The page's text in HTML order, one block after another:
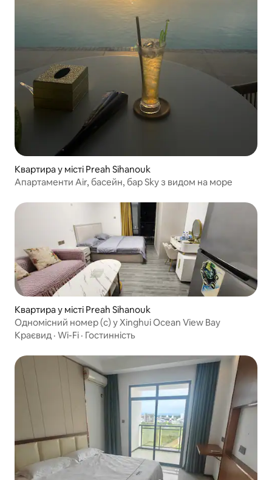
Квартира у місті Preah Sihanouk
Апартаменти Air, басейн, бар Sky з видом на море
Квартира у місті Preah Sihanouk
Одномісний номер (c) у Xinghui Ocean View Bay
Краєвид · Wi-Fi · Гостинність